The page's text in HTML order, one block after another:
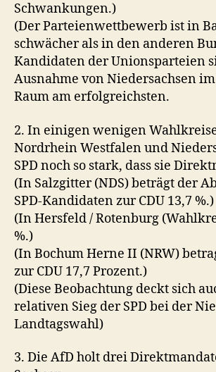
Schwankungen.)
(Der Parteienwettbewerb ist in
schwächer als in den anderen
Kandidaten der Unionsparteien
Ausnahme von Niedersachsen
Raum am erfolgreichsten.
2. In einigen wenigen
Nordrhein Westfalen und
SPD noch so stark, dass sie
(In Salzgitter (NDS) beträgt der
SPD-Kandidaten zur CDU 13,7 %.)
(In Hersfeld / Rotenburg
%.)
(In Bochum Herne II (NRW)
zur CDU 17,7 Prozent.)
(Diese Beobachtung deckt sich
relativen Sieg der SPD bei der
Landtagswahl)
3. Die AfD holt drei